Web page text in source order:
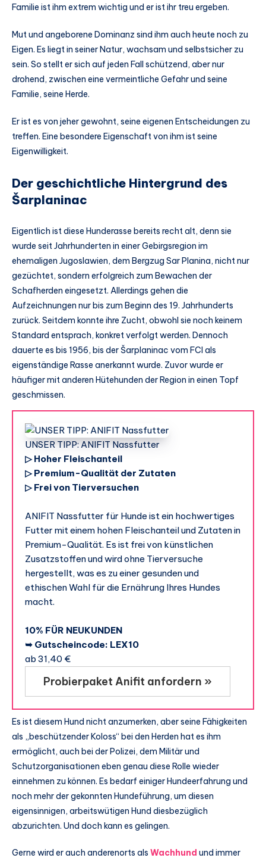
Familie ist ihm extrem wichtig und er ist ihr treu ergeben.
Mut und angeborene Dominanz sind ihm auch heute noch zu
Eigen. Es liegt in seiner Natur, wachsam und selbstsicher zu
sein. So stellt er sich auf jeden Fall schützend, aber nur
drohend, zwischen eine vermeintliche Gefahr und seine
Familie, seine Herde.
Er ist es von jeher gewohnt, seine eigenen Entscheidungen zu
treffen. Eine besondere Eigenschaft von ihm ist seine
Eigenwilligkeit.
Der geschichtliche Hintergrund des
Šarplaninac
Eigentlich ist diese Hunderasse bereits recht alt, denn sie
wurde seit Jahrhunderten in einer Gebirgsregion im
ehemaligen Jugoslawien, dem Bergzug Sar Planina, nicht nur
gezüchtet, sondern erfolgreich zum Bewachen der
Schafherden eingesetzt. Allerdings gehen die
Aufzeichnungen nur bis zum Beginn des 19. Jahrhunderts
zurück. Seitdem konnte ihre Zucht, obwohl sie noch keinem
Standard entsprach, konkret verfolgt werden. Dennoch
dauerte es bis 1956, bis der Šarplaninac vom FCI als
eigenständige Rasse anerkannt wurde. Zuvor wurde er
häufiger mit anderen Hütehunden der Region in einen Topf
geschmissen.
UNSER TIPP: ANIFIT Nassfutter
▷ Hoher Fleischanteil
▷ Premium-Qualität der Zutaten
▷ Frei von Tierversuchen
ANIFIT Nassfutter für Hunde ist ein hochwertiges
Futter mit einem hohen Fleischanteil und Zutaten in
Premium-Qualität. Es ist frei von künstlichen
Zusatzstoffen und wird ohne Tierversuche
hergestellt, was es zu einer gesunden und
ethischen Wahl für die Ernährung Ihres Hundes
macht.
10% FÜR NEUKUNDEN
➥ Gutscheincode: LEX10
ab 31,40 €
Probierpaket Anifit anfordern »
Es ist diesem Hund nicht anzumerken, aber seine Fähigkeiten
als „beschützender Koloss“ bei den Herden hat es ihm
ermöglicht, auch bei der Polizei, dem Militär und
Schutzorganisationen eben genau diese Rolle wieder
einnehmen zu können. Es bedarf einiger Hundeerfahrung und
noch mehr der gekonnten Hundeführung, um diesen
eigensinnigen, arbeitswütigen Hund diesbezüglich
abzurichten. Und doch kann es gelingen.
Gerne wird er auch anderenorts als Wachhund und immer